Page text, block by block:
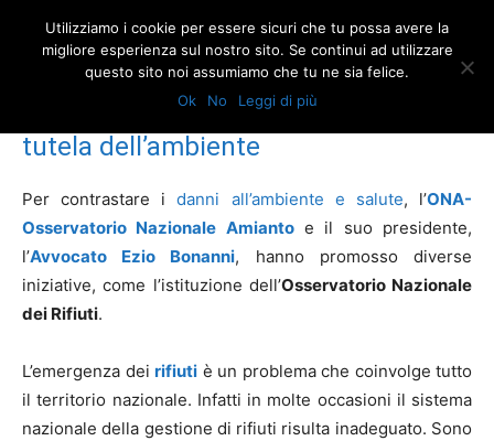
Osservatorio Nazionale dei Rifiuti e tutela dell’ambiente
Osservatorio Nazionale dei Rifiuti e
tutela dell’ambiente
Per contrastare idanni all’ambiente e salute, l’ONA-
Osservatorio Nazionale Amiantoe il suo presidente,
l’Avvocato Ezio Bonanni, hanno promosso diverse
iniziative, come l’istituzione dell’Osservatorio Nazionale
dei Rifiuti.
L’emergenza dei rifiuti è un problema che coinvolge tutto
il territorio nazionale. Infatti in molte occasioni il sistema
nazionale della gestione di rifiuti risulta inadeguato. Sono
Utilizziamo i cookie per essere sicuri che tu possa avere la
migliore esperienza sul nostro sito. Se continui ad utilizzare
questo sito noi assumiamo che tu ne sia felice.
Ok
No Leggi di più